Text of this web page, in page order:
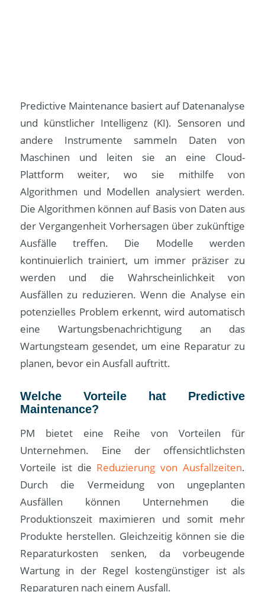
Predictive Maintenance basiert auf Datenanalyse
und künstlicher Intelligenz (KI). Sensoren und
andere Instrumente sammeln Daten von
Maschinen und leiten sie an eine Cloud-
Plattform weiter, wo sie mithilfe von
Algorithmen und Modellen analysiert werden.
Die Algorithmen können auf Basis von Daten aus
der Vergangenheit Vorhersagen über zukünftige
Ausfälle treffen. Die Modelle werden
kontinuierlich trainiert, um immer präziser zu
werden und die Wahrscheinlichkeit von
Ausfällen zu reduzieren. Wenn die Analyse ein
potenzielles Problem erkennt, wird automatisch
eine Wartungsbenachrichtigung an das
Wartungsteam gesendet, um eine Reparatur zu
planen, bevor ein Ausfall auftritt.
Welche Vorteile hat Predictive
Maintenance?
PM bietet eine Reihe von Vorteilen für
Unternehmen. Eine der offensichtlichsten
Vorteile ist die Reduzierung von Ausfallzeiten.
Durch die Vermeidung von ungeplanten
Ausfällen können Unternehmen die
Produktionszeit maximieren und somit mehr
Produkte herstellen. Gleichzeitig können sie die
Reparaturkosten senken, da vorbeugende
Wartung in der Regel kostengünstiger ist als
Reparaturen nach einem Ausfall.